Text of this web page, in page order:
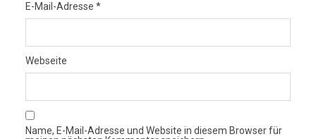
E-Mail-Adresse *
Webseite
Name, E-Mail-Adresse und Website in diesem Browser für